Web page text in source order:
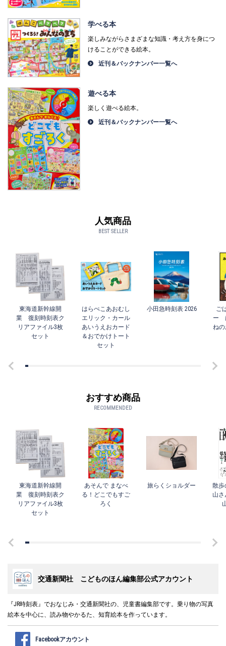
学べる本
楽しみながらさまざまな知識・考え方を身につ
けることができる絵本。
近刊＆バックナンバー一覧へ
遊べる本
楽しく遊べる絵本。
近刊＆バックナンバー一覧へ
人気商品
BEST SELLER
東海道新幹線開
業 復刻時刻表ク
リアファイル3枚
セット
はらぺこあおむし
エリック・カール
あいうえおカード
＆おでかけトート
セット
小田急時刻表 2026
ご
ー
ね
おすすめ商品
RECOMMENDED
東海道新幹線開
業 復刻時刻表ク
リアファイル3枚
セット
あそんで まなべ
る！どこでもすご
ろく
旅らくショルダー
散歩
山さ
交通新聞社 こどものほん編集部公式アカウント
『JR時刻表』でおなじみ・交通新聞社の、児童書編集部です。乗り物の写真
絵本を中心に、読み物やかるた、知育絵本を作っています。
Facebookアカウント